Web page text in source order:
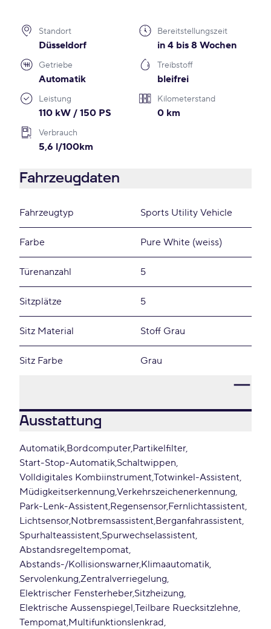
Standort
Düsseldorf
Bereitstellungszeit
in 4 bis 8 Wochen
Getriebe
Automatik
Treibstoff
bleifrei
Leistung
110 kW / 150 PS
Kilometerstand
0 km
Verbrauch
5,6 l/100km
Fahrzeugdaten
Fahrzeugtyp Sports Utility Vehicle
Farbe Pure White (weiss)
Türenanzahl 5
Sitzplätze 5
Sitz Material Stoff Grau
Sitz Farbe Grau
Ausstattung
Automatik Bordcomputer Partikelfilter
Start-Stop-Automatik Schaltwippen
Volldigitales KombiinstrumentTotwinkel-Assistent
Müdigkeitserkennung Verkehrszeichenerkennung
Park-Lenk-Assistent Regensensor Fernlichtassistent
Lichtsensor Notbremsassistent Berganfahrassistent
Spurhalteassistent Spurwechselassistent
Abstandsregeltempomat
Abstands-/Kollisionswarner Klimaautomatik
Servolenkung Zentralverriegelung
Elektrischer Fensterheber Sitzheizung
Elektrische Aussenspiegel Teilbare Ruecksitzlehne
Tempomat Multifunktionslenkrad